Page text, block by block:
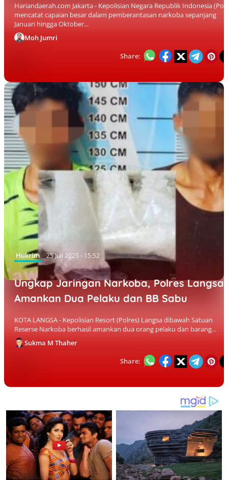
Hariandaerah.com Jakarta - Kepolisian Negara Republik Indonesia
mencatat capaian besar dalam pemberantasan narkoba sepanjang
Januari hingga Oktober...
Moh Jumri
Share:
Hukrim 25 Juli 2025 - 15:52
Ungkap Jaringan Narkoba, Polres Langsa
Amankan Dua Pelaku dan BB Sabu
KOTA LANGSA - Kepolisian Resort (Polres) Langsa dibawah Satuan
Reserse Narkoba berhasil amankan dua orang pelaku dan barang...
Sukma M Thaher
Share: